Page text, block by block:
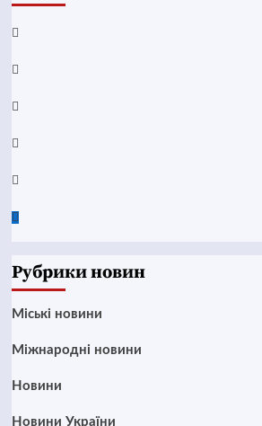
Facebook
YouTube
Telegram
Instagram
Twitter
Google
Рубрики новин
Mіські новини
Міжнародні новини
Новини
Новини України